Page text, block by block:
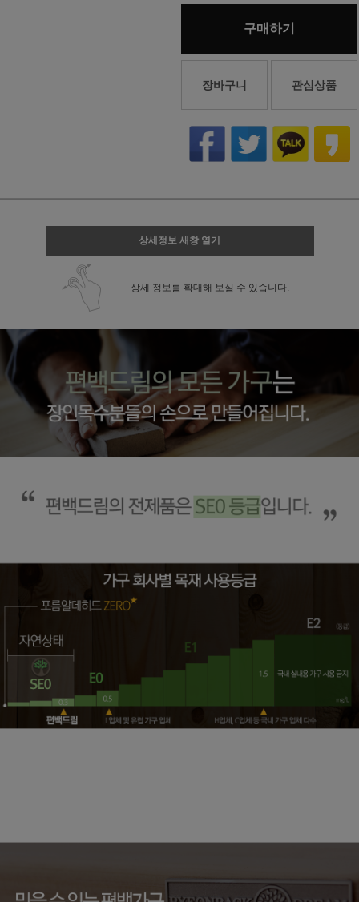
구매하기
장바구니 관심상품
상세정보 새창 열기
상세 정보를 확대해 보실 수 있습니다.